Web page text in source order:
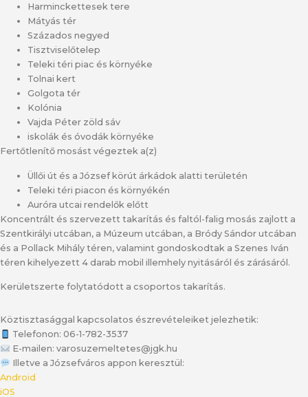
Harminckettesek tere
Mátyás tér
Százados negyed
Tisztviselőtelep
Teleki téri piac és környéke
Tolnai kert
Golgota tér
Kolónia
Vajda Péter zöld sáv
iskolák és óvodák környéke
Fertőtlenítő mosást végeztek a(z)
Üllői út és a József körút árkádok alatti területén
Teleki téri piacon és környékén
Auróra utcai rendelők előtt
Koncentrált és szervezett takarítás és faltól-falig mosás zajlott a
Szentkirályi utcában, a Múzeum utcában, a Bródy Sándor utcában
és a Pollack Mihály téren, valamint gondoskodtak a Szenes Iván
téren kihelyezett 4 darab mobil illemhely nyitásáról és zárásáról.
Kerületszerte folytatódott a csoportos takarítás.
Köztisztasággal kapcsolatos észrevételeiket jelezhetik:
Telefonon: 06-1-782-3537
E-mailen: varosuzemeltetes@jgk.hu
Illetve a Józsefváros appon keresztül:
Android
iOS